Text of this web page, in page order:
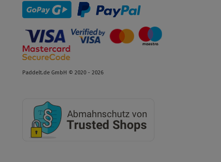
Paddelt.de GmbH © 2020 - 2026